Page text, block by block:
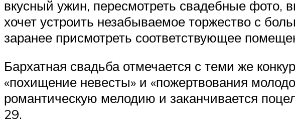
вкусный ужин, пересмотреть свадебные фото,
хочет устроить незабываемое торжество с
заранее присмотреть соответствующее
Бархатная свадьба отмечается с теми же
«похищение невесты» и «пожертвования
романтическую мелодию и заканчивается
29.